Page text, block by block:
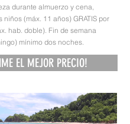
durante almuerzo y cena,
niños (máx. 11 años) GRATIS por
hab. doble). Fin de semana
mínimo dos noches.
EL MEJOR PRECIO!